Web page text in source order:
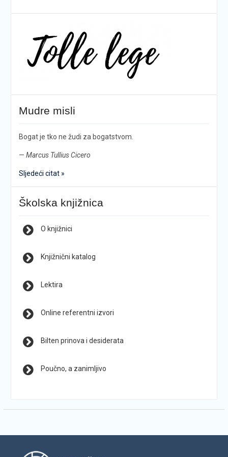
Mudre misli
Bogat je tko ne žudi za bogatstvom.
— Marcus Tullius Cicero
Sljedeći citat »
Školska knjižnica
O knjižnici
Knjižnični katalog
Lektira
Online referentni izvori
Bilten prinova i desiderata
Poučno, a zanimljivo